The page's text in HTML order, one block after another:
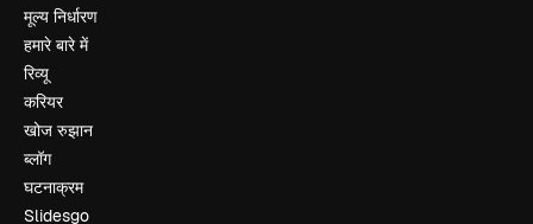
मूल्य निर्धारण
हमारे बारे में
रिव्यू
करियर
खोज रुझान
ब्लॉग
घटनाक्रम
Slidesgo